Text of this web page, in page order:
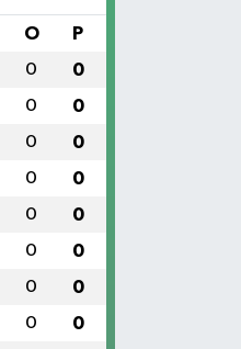
O P
0 0
0 0
0 0
0 0
0 0
0 0
0 0
0 0